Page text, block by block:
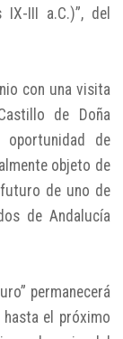
III a.C.)”, del
con una visita
de Doña
oportunidad de
objeto de
de uno de
de Andalucía
permanecerá
el próximo